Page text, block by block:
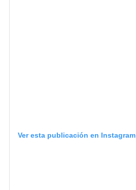
Ver esta publicación en Instagram